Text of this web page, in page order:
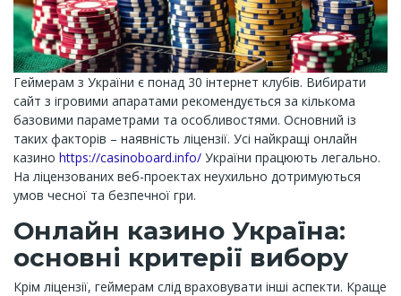
Геймерам з України є понад 30 інтернет клубів. Вибирати
сайт з ігровими апаратами рекомендується за кількома
базовими параметрами та особливостями. Основний із
таких факторів – наявність ліцензії. Усі найкращі онлайн
казино https://casinoboard.info/ України працюють легально.
На ліцензованих веб-проектах неухильно дотримуються
умов чесної та безпечної гри.
Онлайн казино Україна:
основні критерії вибору
Крім ліцензії, геймерам слід враховувати інші аспекти. Краще